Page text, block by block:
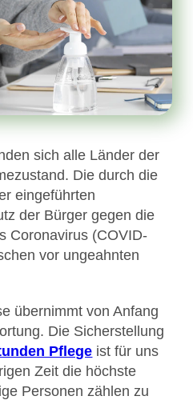
sich alle Länder der
Die durch die
eingeführten
der Bürger gegen die
Coronavirus (COVID-
vor ungeahnten
übernimmt von Anfang
Die Sicherstellung
Pflege ist für uns
Zeit die höchste
Personen zählen zu